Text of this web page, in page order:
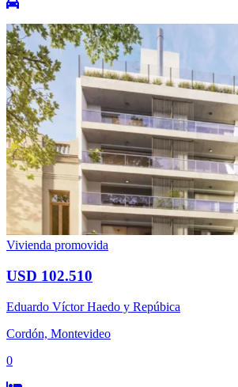
Vivienda promovida
USD 102.510
Eduardo Víctor Haedo y Repúbica
Cordón, Montevideo
0